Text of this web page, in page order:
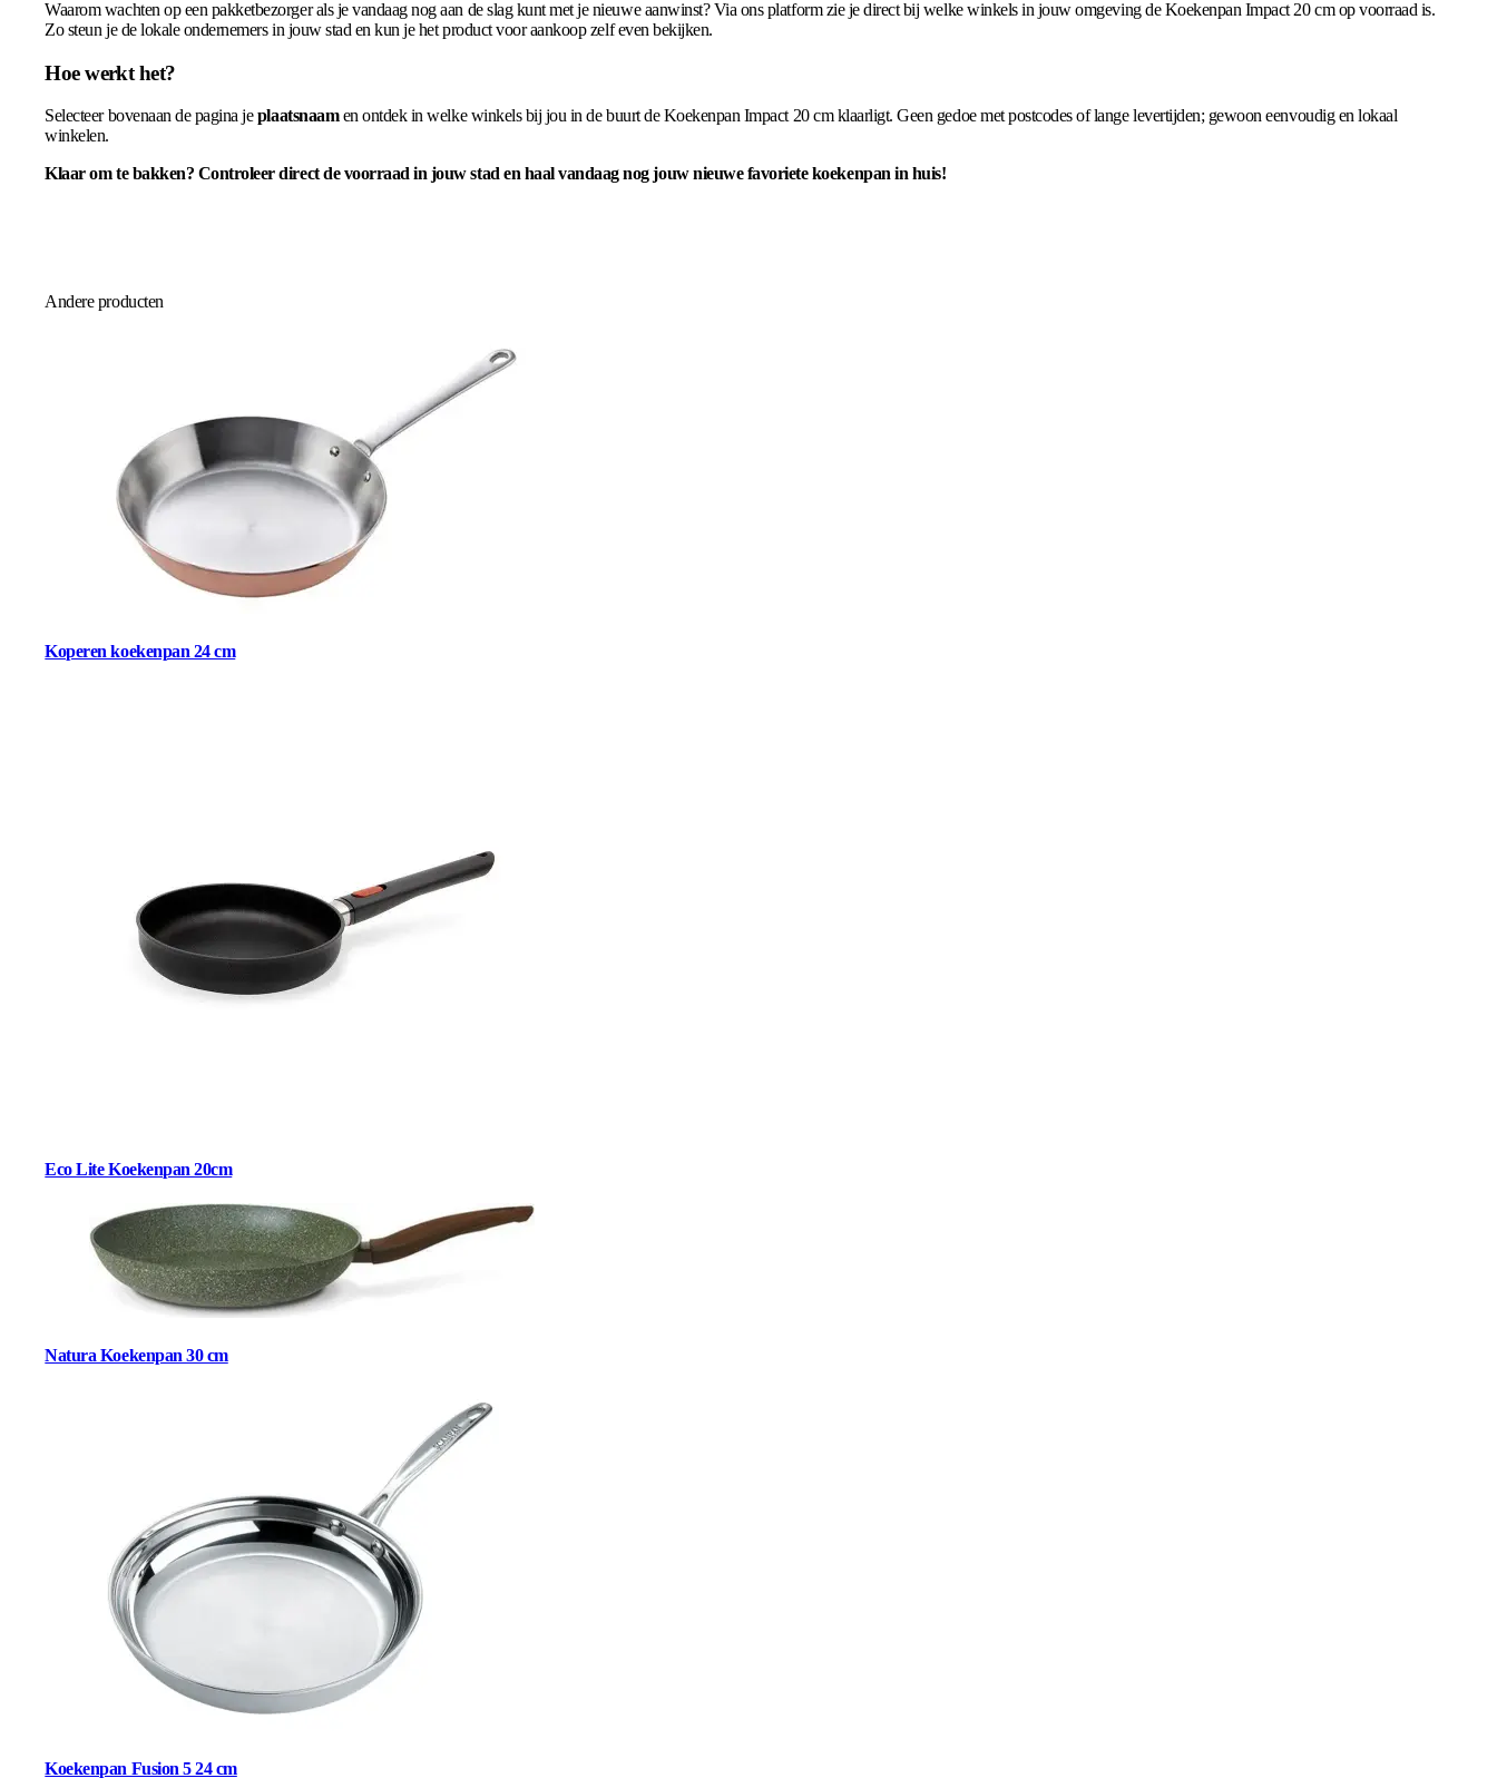
Waarom wachten op een pakketbezorger als je vandaag nog aan de slag kunt met je nieuwe aanwinst? Via ons platform zie je direct bij welke winkels in jouw omgeving de Koekenpan Impact 20 cm op voorraad is.
Zo steun je de lokale ondernemers in jouw stad en kun je het product voor aankoop zelf even bekijken.
Hoe werkt het?
Selecteer bovenaan de pagina jeplaatsnaamen ontdek in welke winkels bij jou in de buurt de Koekenpan Impact 20 cm klaarligt. Geen gedoe met postcodes of lange levertijden; gewoon eenvoudig en lokaal
winkelen.
Klaar om te bakken? Controleer direct de voorraad in jouw stad en haal vandaag nog jouw nieuwe favoriete koekenpan in huis!
Andere producten
Koperen koekenpan 24 cm
Eco Lite Koekenpan 20cm
Natura Koekenpan 30 cm
Koekenpan Fusion 5 24 cm